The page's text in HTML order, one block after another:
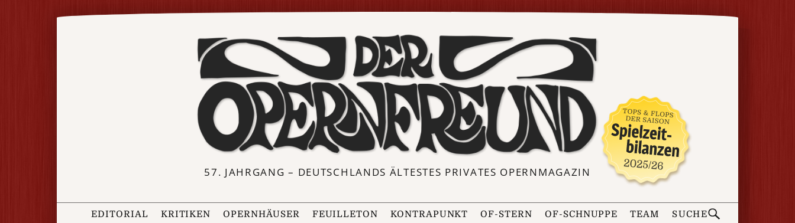
57. JAHRGANG – DEUTSCHLANDS ÄLTESTES PRIVATES OPERNMAGAZIN
EDITORIAL KRITIKEN OPERNHÄUSER FEUILLETON KONTRAPUNKT OF-STERN OF-SCHNUPPE TEAM SUCHE